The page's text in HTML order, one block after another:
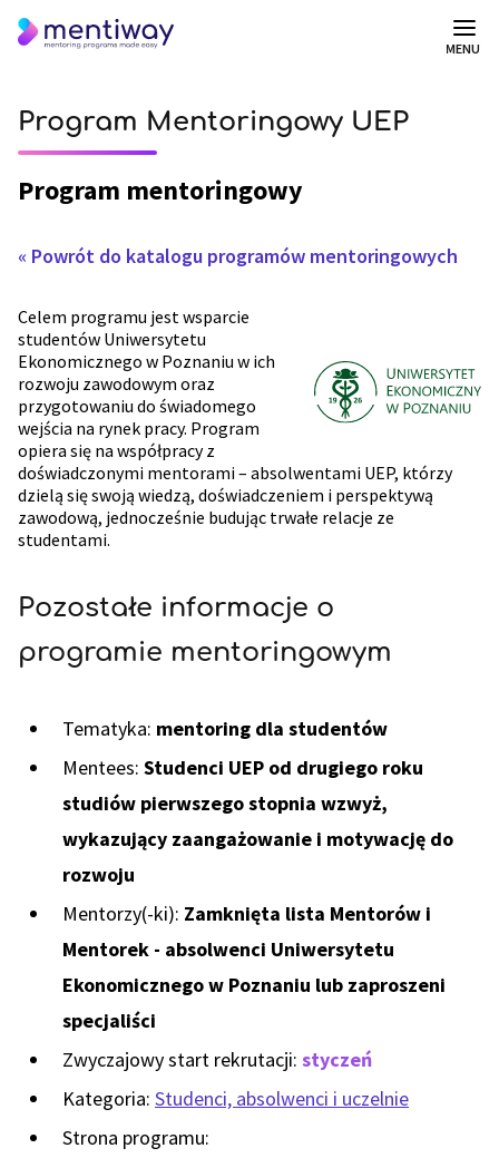
MENU
Program Mentoringowy UEP
Program mentoringowy
« Powrót do katalogu programów mentoringowych
Celem programu jest wsparcie
studentów Uniwersytetu
Ekonomicznego w Poznaniu w ich
rozwoju zawodowym oraz
przygotowaniu do świadomego
wejścia na rynek pracy. Program
opiera się na współpracy z
doświadczonymi mentorami – absolwentami UEP, którzy
dzielą się swoją wiedzą, doświadczeniem i perspektywą
zawodową, jednocześnie budując trwałe relacje ze
studentami.
Pozostałe informacje o
programie mentoringowym
Tematyka: mentoring dla studentów
Mentees: Studenci UEP od drugiego roku
studiów pierwszego stopnia wzwyż,
wykazujący zaangażowanie i motywację do
rozwoju
Mentorzy(-ki): Zamknięta lista Mentorów i
Mentorek - absolwenci Uniwersytetu
Ekonomicznego w Poznaniu lub zaproszeni
specjaliści
Zwyczajowy start rekrutacji: styczeń
Kategoria: Studenci, absolwenci i uczelnie
Strona programu: